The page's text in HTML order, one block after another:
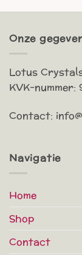
Onze
Lotus
KVK-nummer:
Contact:
Navigatie
Home
Shop
Contact